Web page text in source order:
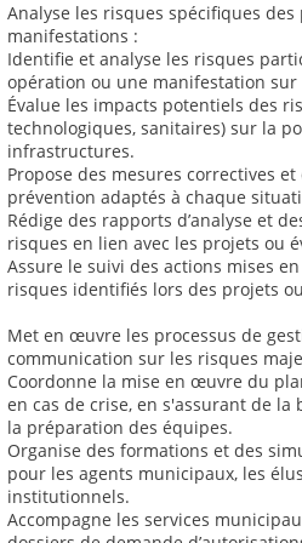
Analyse les risques spécifiques
manifestations :
Identifie et analyse les risques
opération ou une manifestation
Évalue les impacts potentiels des
technologiques, sanitaires) sur la
infrastructures.
Propose des mesures correctives
prévention adaptés à chaque
Rédige des rapports d’analyse et
risques en lien avec les projets ou
Assure le suivi des actions mises
risques identifiés lors des projets
Met en œuvre les processus de
communication sur les risques
Coordonne la mise en œuvre du
en cas de crise, en s'assurant de
la préparation des équipes.
Organise des formations et des
pour les agents municipaux, les
institutionnels.
Accompagne les services